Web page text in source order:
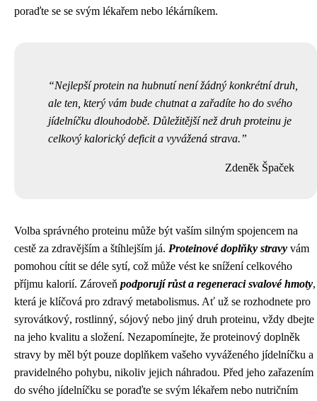
poraďte se se svým lékařem nebo lékárníkem.
Nejlepší protein na hubnutí není žádný konkrétní druh,
ale ten, který vám bude chutnat a zařadíte ho do svého
jídelníčku dlouhodobě. Důležitější než druh proteinu je
celkový kalorický deficit a vyvážená strava.
Zdeněk Špaček
Volba správného proteinu může být vaším silným spojencem na
cestě za zdravějším a štíhlejším já. Proteinové doplňky stravy vám
pomohou cítit se déle sytí, což může vést ke snížení celkového
příjmu kalorií. Zároveň podporují růst a regeneraci svalové hmoty,
která je klíčová pro zdravý metabolismus. Ať už se rozhodnete pro
syrovátkový, rostlinný, sójový nebo jiný druh proteinu, vždy dbejte
na jeho kvalitu a složení. Nezapomínejte, že proteinový doplněk
stravy by měl být pouze doplňkem vašeho vyváženého jídelníčku a
pravidelného pohybu, nikoliv jejich náhradou. Před jeho zařazením
do svého jídelníčku se poraďte se svým lékařem nebo nutričním